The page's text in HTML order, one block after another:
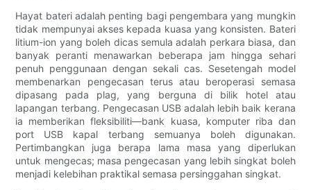
Hayat bateri adalah penting bagi pengembara yang mungkin
tidak mempunyai akses kepada kuasa yang konsisten. Bateri
litium-ion yang boleh dicas semula adalah perkara biasa, dan
banyak peranti menawarkan beberapa jam hingga sehari
penuh penggunaan dengan sekali cas. Sesetengah model
membenarkan pengecasan terus atau beroperasi semasa
dipasang pada plag, yang berguna di bilik hotel atau
lapangan terbang. Pengecasan USB adalah lebih baik kerana
ia memberikan fleksibiliti—bank kuasa, komputer riba dan
port USB kapal terbang semuanya boleh digunakan.
Pertimbangkan juga berapa lama masa yang diperlukan
untuk mengecas; masa pengecasan yang lebih singkat boleh
menjadi kelebihan praktikal semasa persinggahan singkat.